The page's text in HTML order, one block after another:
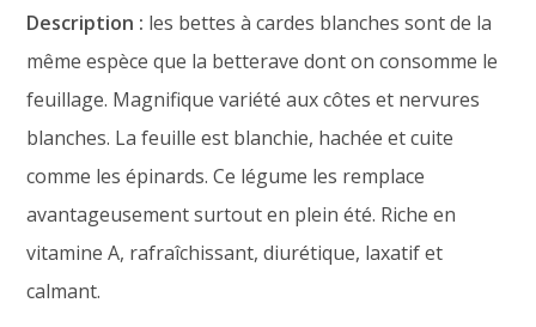
Description : les bettes à cardes blanches sont de la
même espèce que la betterave dont on consomme le
feuillage. Magnifique variété aux côtes et nervures
blanches. La feuille est blanchie, hachée et cuite
comme les épinards. Ce légume les remplace
avantageusement surtout en plein été. Riche en
vitamine A, rafraîchissant, diurétique, laxatif et
calmant.